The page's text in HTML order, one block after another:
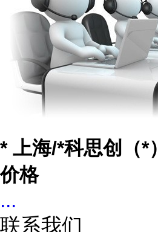
* 上海/*科思创（*
价格
...
联系我们